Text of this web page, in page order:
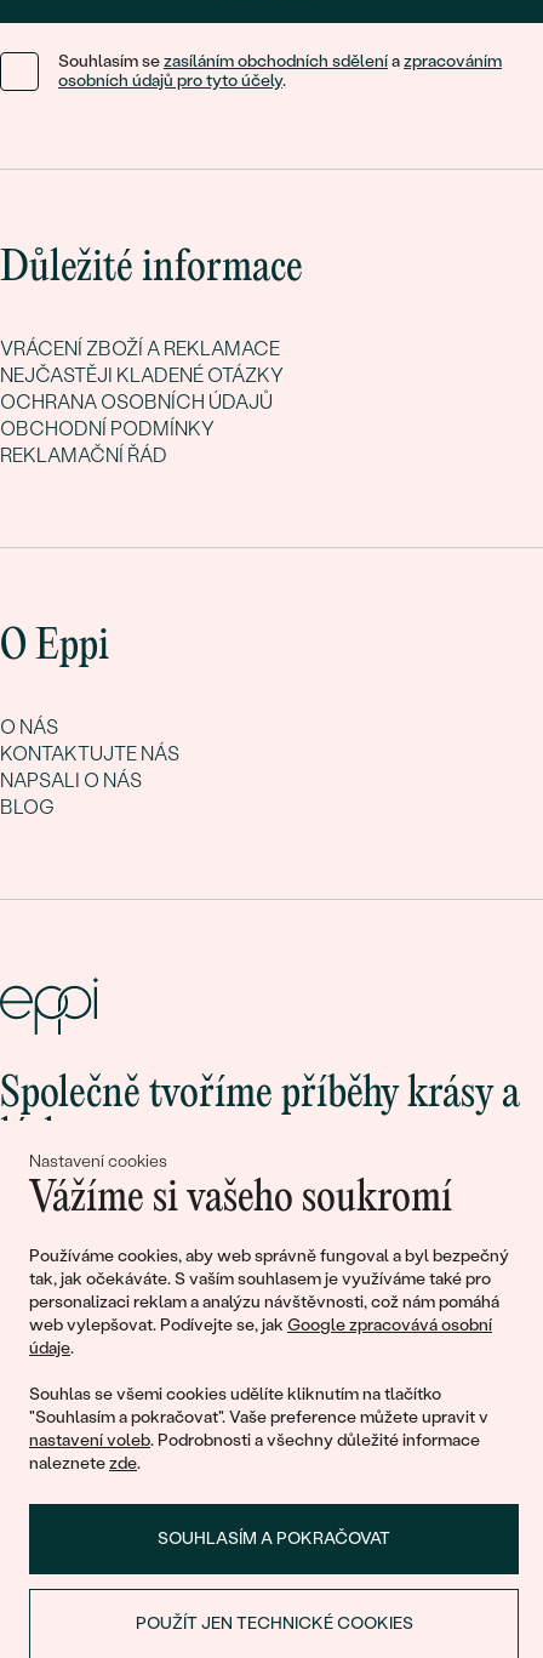
Nastavení cookies
Vážíme si vašeho soukromí
Používáme cookies, aby web správně fungoval a byl bezpečný
tak, jak očekáváte. S vaším souhlasem je využíváme také pro
personalizaci reklam a analýzu návštěvnosti, což nám pomáhá
web vylepšovat. Podívejte se, jak Google zpracovává osobní
údaje.
Souhlas se všemi cookies udělíte kliknutím na tlačítko
"Souhlasím a pokračovat". Vaše preference můžete upravit v
nastavení voleb. Podrobnosti a všechny důležité informace
naleznetezde.
SOUHLASÍM A POKRAČOVAT
POUŽÍT JEN TECHNICKÉ COOKIES
Souhlasím sezasíláním obchodních sděleníazpracováním
osobních údajů pro tyto účely.
Důležité informace
VRÁCENÍ ZBOŽÍ A REKLAMACE
NEJČASTĚJI KLADENÉ OTÁZKY
OCHRANA OSOBNÍCH ÚDAJŮ
OBCHODNÍ PODMÍNKY
REKLAMAČNÍ ŘÁD
O Eppi
O NÁS
KONTAKTUJTE NÁS
NAPSALI O NÁS
BLOG
Společně tvoříme příběhy krásy a
Připojte se k nám!
© 2011 - 2026, Eppi.cz